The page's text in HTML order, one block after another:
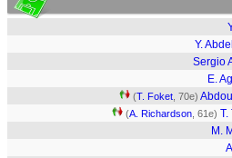
Y.
Sergio
E.
(T. Foket , 70e)
(A. Richardson , 61e) T.
M.